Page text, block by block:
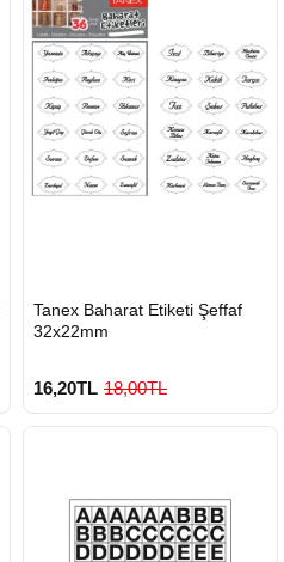
GÖNDERİ
Tanex Baharat Etiketi Şeffaf
32x22mm
16,20TL 18,00TL